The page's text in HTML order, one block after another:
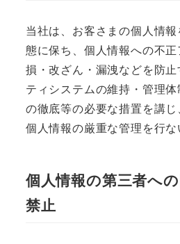
当社は、お客さまの個人情
態に保ち、個人情報への不
損・改ざん・漏洩などを防
ティシステムの維持・管理
の徹底等の必要な措置を講
個人情報の厳重な管理を行な
個人情報の第三者へ
禁止